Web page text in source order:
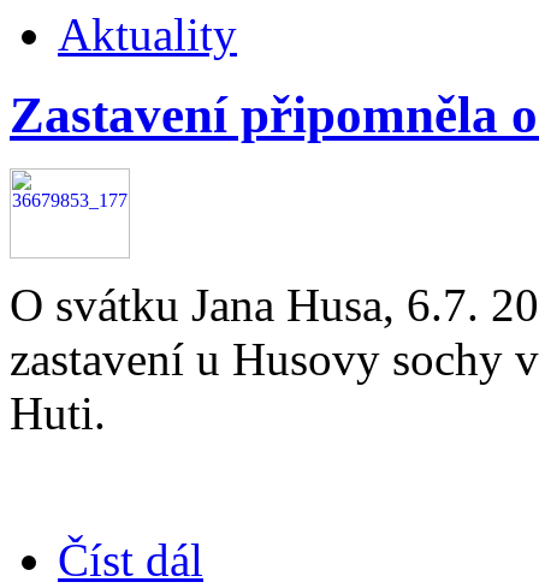
Aktuality
Zastavení připomněla
O svátku Jana Husa, 6.7.
zastavení u Husovy sochy
Huti.
Číst dál